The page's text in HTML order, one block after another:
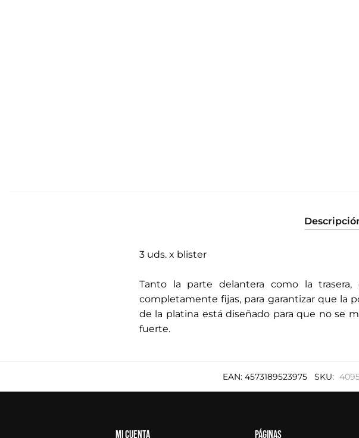
3 uds. x blister
Tanto la parte delantera como la
completamente fijas, para garantizar que la
de la platina está diseñado para que no se
fuerte.
EAN: 4573189523975 SKU:
Mi cuenta Páginas